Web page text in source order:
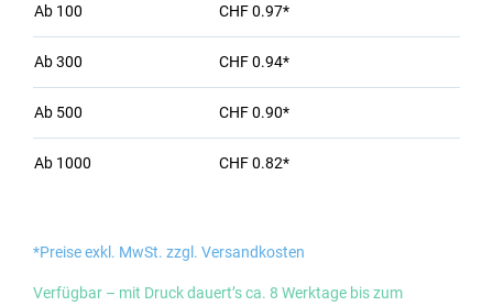
Ab 100 CHF 0.97*
Ab300 CHF 0.94*
Ab 500 CHF 0.90*
Ab 1000 CHF 0.82*
*Preise exkl. MwSt. zzgl. Versandkosten
Verfügbar – mit Druck dauert’s ca. 8 Werktage bis zum